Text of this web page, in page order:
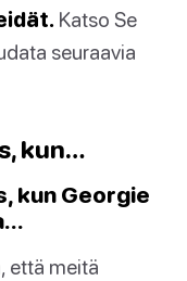
Katso Se
seuraavia
kun…
kun Georgie
että meitä